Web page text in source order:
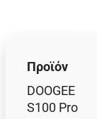
Προϊόν
DOOGEE
S100 Pro